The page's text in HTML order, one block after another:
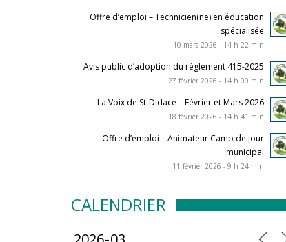
Offre d’emploi – Technicien(ne) en éducation
spécialisée
10 mars 2026 - 14 h 22 min
Avis public d’adoption du règlement 415-2025
27 février 2026 - 14 h 00 min
La Voix de St-Didace – Février et Mars 2026
18 février 2026 - 14 h 41 min
Offre d’emploi – Animateur Camp de jour
municipal
11 février 2026 - 9 h 24 min
CALENDRIER